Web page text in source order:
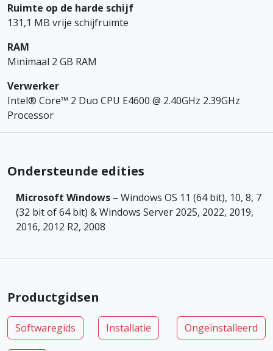
Ruimte op de harde schijf
131,1 MB vrije schijfruimte
RAM
Minimaal 2 GB RAM
Verwerker
Intel® Core™ 2 Duo CPU E4600 @ 2.40GHz 2.39GHz
Processor
Ondersteunde edities
Microsoft Windows – Windows OS 11 (64 bit), 10, 8, 7
(32 bit of 64 bit) & Windows Server 2025, 2022, 2019,
2016, 2012 R2, 2008
Productgidsen
Softwaregids Installatie Ongeïnstalleerd